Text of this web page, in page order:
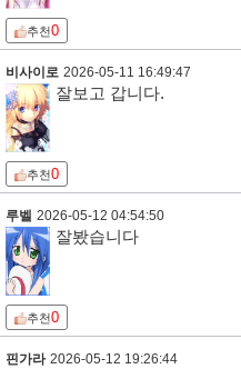
추천0
비사이로 2026-05-11 16:49:47
잘보고 갑니다.
추천0
루벨 2026-05-12 04:54:50
잘봤습니다
추천0
핀가라 2026-05-12 19:26:44